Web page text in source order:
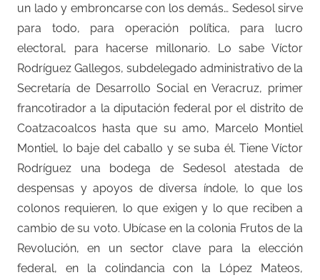
un lado y embroncarse con los demás… Sedesol sirve
para todo, para operación política, para lucro
electoral, para hacerse millonario. Lo sabe Víctor
Rodríguez Gallegos, subdelegado administrativo de la
Secretaría de Desarrollo Social en Veracruz, primer
francotirador a la diputación federal por el distrito de
Coatzacoalcos hasta que su amo, Marcelo Montiel
Montiel, lo baje del caballo y se suba él. Tiene Víctor
Rodríguez una bodega de Sedesol atestada de
despensas y apoyos de diversa índole, lo que los
colonos requieren, lo que exigen y lo que reciben a
cambio de su voto. Ubícase en la colonia Frutos de la
Revolución, en un sector clave para la elección
federal, en la colindancia con la López Mateos,